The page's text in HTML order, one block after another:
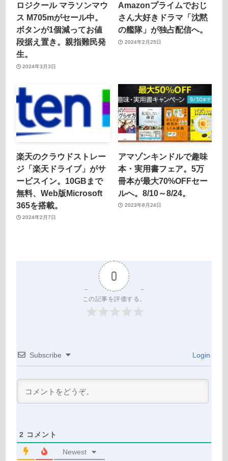
ロジクール マラソンマウ
ス M705mがセール中。
ボタンが1個減ってお値
段据え置き。親指難民発
生。
2024年3月3日
Amazonプライムでおじ
さん大好きドラマ「沈黙
の艦隊」が独占配信へ。
2024年2月25日
楽天のクラウドストレー
ジ「楽天ドライブ」がサ
ービスイン。10GBまで
無料、Web版Microsoft
365を搭載。
2024年2月7日
アマゾンキンドルで趣味
本・実用書フェア。5万
冊本が最大70%OFFセー
ルへ。8/10～8/24。
2023年8月24日
0
この記事を評価する。
Subscribe Login
2 コメント
Newest